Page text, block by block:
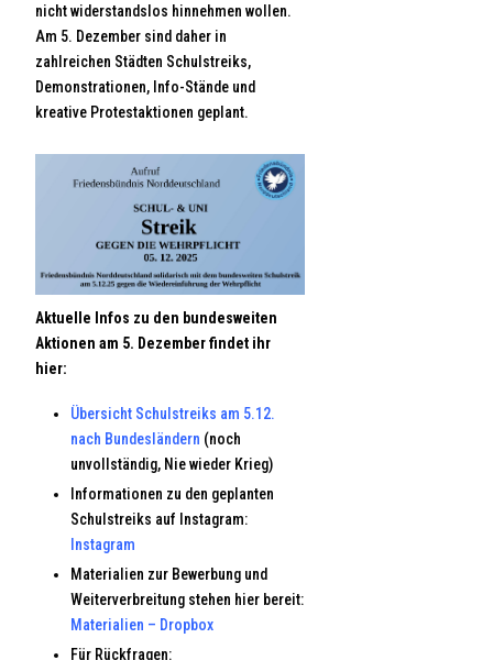
nicht widerstandslos hinnehmen wollen.
Am 5. Dezember sind daher in
zahlreichen Städten Schulstreiks,
Demonstrationen, Info-Stände und
kreative Protestaktionen geplant.
Aktuelle Infos zu den bundesweiten
Aktionen am 5. Dezember findet ihr
hier:
Übersicht Schulstreiks am 5.12.
nach Bundesländern (noch
unvollständig, Nie wieder Krieg)
Informationen zu den geplanten
Schulstreiks auf Instagram:
Instagram
Materialien zur Bewerbung und
Weiterverbreitung stehen hier bereit:
Materialien – Dropbox
Für Rückfragen: